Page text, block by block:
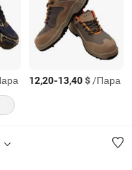
12,20-13,40$/Пара